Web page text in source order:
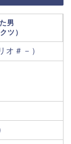
男
ツ）
オ＃－）